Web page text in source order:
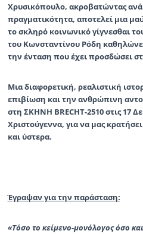
Χρυσικόπουλο, ακροβατώντας
πραγματικότητα, αποτελεί μια
το σκληρό κοινωνικό γίγνεσθαι
του Κωνσταντίνου Ρόδη
την ένταση που έχει προσδώσει
Μια διαφορετική, ρεαλιστική
επιβίωση και την ανθρώπινη
στη ΣΚΗΝΗ BRECHT-2510στις17
Χριστούγεννα, για να μας
και ύστερα.
Έγραψαν για την παράσταση:
«Τόσο το κείμενο-μονόλογος όσο